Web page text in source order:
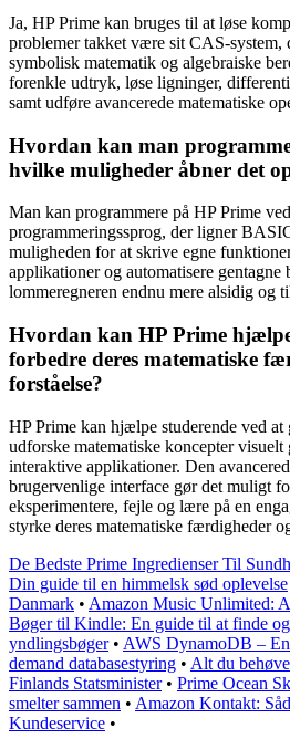
Ja, HP Prime kan bruges til at løse
problemer takket være sit CAS-system,
symbolisk matematik og algebraiske
forenkle udtryk, løse ligninger,
samt udføre avancerede matematiske
Hvordan kan man
hvilke muligheder åbner det
Man kan programmere på HP Prime
programmeringssprog, der ligner
muligheden for at skrive egne
applikationer og automatisere
lommeregneren endnu mere alsidig og
Hvordan kan HP Prime
forbedre deres matematiske
forståelse?
HP Prime kan hjælpe studerende ved
udforske matematiske koncepter visuelt
interaktive applikationer. Den
brugervenlige interface gør det muligt
eksperimentere, fejle og lære på en
styrke deres matematiske færdigheder
De Bedste Prime Ingredienser Til
Din guide til en himmelsk sød oplevelse
Danmark • Amazon Music Unlimited:
Bøger til Kindle: En guide til at finde
yndlingsbøger• AWS DynamoDB –
demand databasestyring • Alt du
Finlands Statsminister• Prime Ocean
smelter sammen • Amazon Kontakt:
Kundeservice •